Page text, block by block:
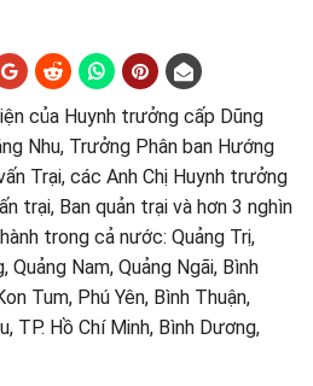
của Huynh trưởng cấp Dũng
Nhu, Trưởng Phân ban Hướng
Trại, các Anh Chị Huynh trưởng
trại, Ban quản trại và hơn 3 nghìn
trong cả nước: Quảng Trị,
Nam, Quảng Ngãi, Bình
Tum, Phú Yên, Bình Thuận,
TP. Hồ Chí Minh, Bình Dương,